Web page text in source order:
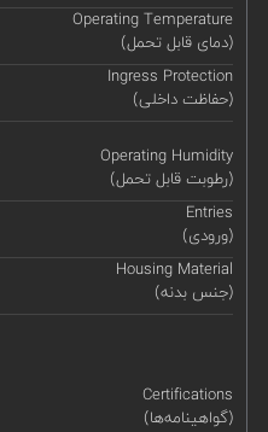
Operating Temperature
(دمای قابل تحمل)
Ingress Protection
(حفاظت داخلی)
Operating Humidity
(رطوبت قابل تحمل)
Entries
(ورودی)
Housing Material
(جنس بدنه)
Certifications
(گواهینامه‌ها)